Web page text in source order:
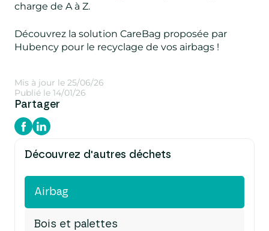
charge de A à Z.
Découvrez la solution CareBag proposée par
Hubency pour le recyclage de vos airbags !
Mis à jour le 25/06/26
Publié le 14/01/26
Partager
Découvrez d'autres déchets
Airbag
Bois et palettes